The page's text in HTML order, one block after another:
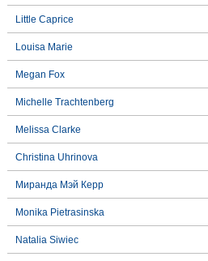
Little Caprice
Louisa Marie
Megan Fox
Michelle Trachtenberg
Melissa Clarke
Christina Uhrinova
Миранда Мэй Керр
Monika Pietrasinska
Natalia Siwiec